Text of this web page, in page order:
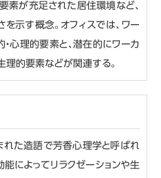
素が充足された居住環境など、
示す概念。オフィスでは、ワー
心理的要素と、潜在的にワーカ
理的要素などが関連する。
れた造語で芳香心理学と呼ばれ
能によってリラクゼーションや生